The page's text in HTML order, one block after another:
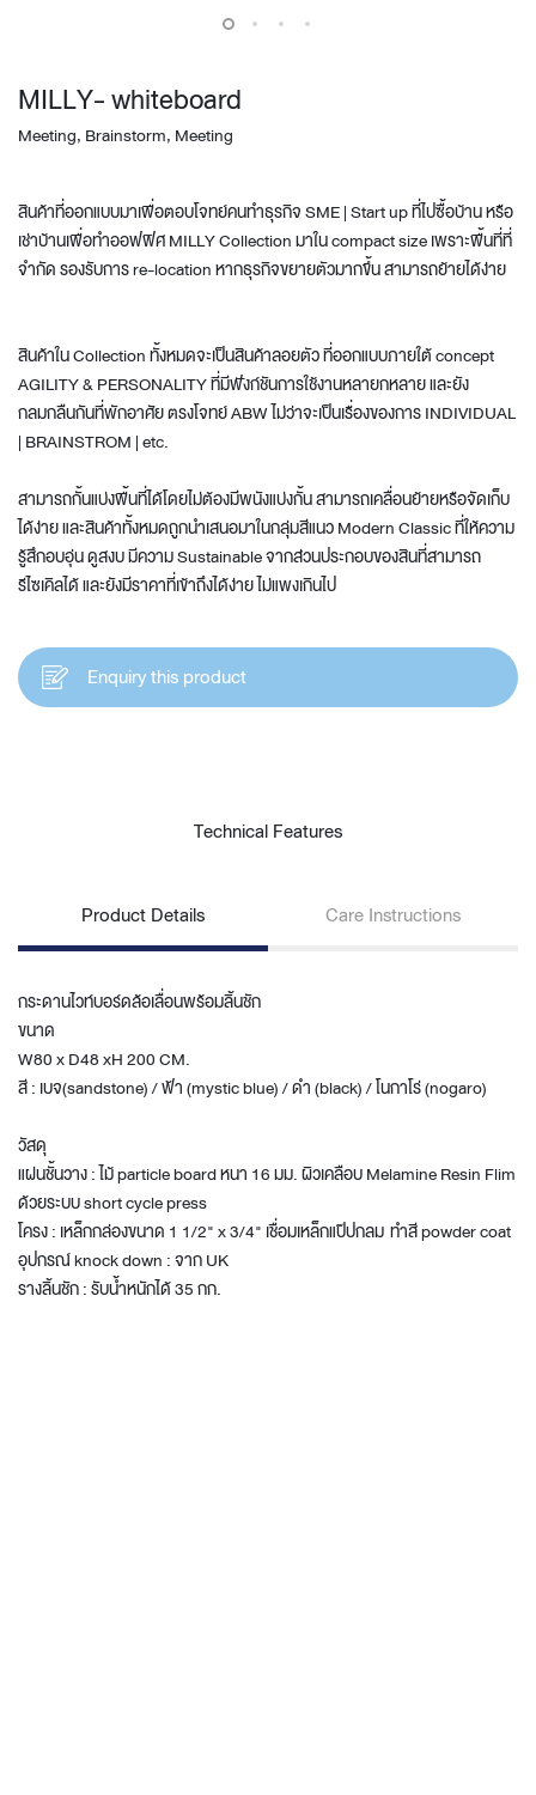
MILLY- whiteboard
Meeting, Brainstorm, Meeting
สินค้าที่ออกแบบมาเพื่อตอบโจทย์คนทำธุรกิจ SME | Start up ที่ไปซื้อบ้าน หรือ
เช่าบ้านเพื่อทำออฟฟิศ MILLY Collection มาใน compact size เพราะพื้นที่ที่
จำกัด รองรับการ re-location หากธุรกิจขยายตัวมากขึ้น สามารถย้ายได้ง่าย
สินค้าใน Collection ทั้งหมดจะเป็นสินค้าลอยตัว ที่ออกแบบภายใต้ concept
AGILITY & PERSONALITY ที่มีฟังก์ชันการใช้งานหลายกหลาย และยัง
กลมกลืนกันที่พักอาศัย ตรงโจทย์ ABW ไม่ว่าจะเป็นเรื่องของการ INDIVIDUAL
| BRAINSTROM | etc.
สามารถกั้นแบ่งพื้นที่ได้โดยไม่ต้องมีพนังแบ่งกั้น สามารถเคลื่อนย้ายหรือจัดเก็บ
ได้ง่าย และสินค้าทั้งหมดถูกนำเสนอมาในกลุ่มสีแนว Modern Classic ที่ให้ความ
รู้สึกอบอุ่น ดูสงบ มีความ Sustainable จากส่วนประกอบของสินที่สามารถ
รีไซเคิลได้ และยังมีราคาที่เข้าถึงได้ง่าย ไม่แพงเกินไป
Enquiry this product
Technical Features
Product Details Care Instructions
กระดานไวท์บอร์ดล้อเลื่อนพร้อมลิ้นชัก
ขนาด
W80 x D48 xH 200 CM.
สี : เบจ(sandstone) / ฟ้า (mystic blue) / ดำ (black) / โนกาโร่ (nogaro)
วัสดุ
แผ่นชั้นวาง : ไม้ particle board หนา 16 มม. ผิวเคลือบ Melamine Resin Flim
ด้วยระบบ short cycle press
โครง : เหล็กกล่องขนาด 1 1/2" x 3/4" เชื่อมเหล็กแป๊ปกลม ทำสี powder coat
อุปกรณ์ knock down : จาก UK
รางลิ้นชัก : รับน้ำหนักได้ 35 กก.